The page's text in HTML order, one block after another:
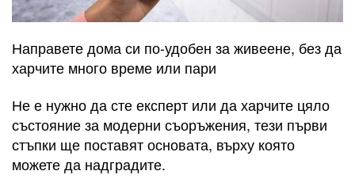
Направете дома си по-удобен за живеене, без да
харчите много време или пари
Не е нужно да сте експерт или да харчите цяло
състояние за модерни съоръжения, тези първи
стъпки ще поставят основата, върху която
можете да надградите.